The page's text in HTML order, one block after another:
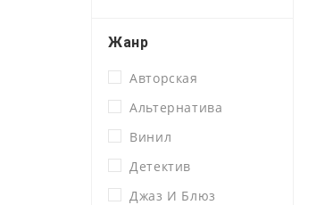
Жанр
Авторская
Альтернатива
Винил
Детектив
Джаз И Блюз